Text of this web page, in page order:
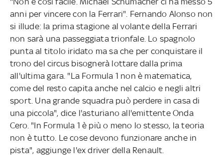
anni per vincere con la Ferrari". Fernando Alonso non
si illude: la prima stagione al volante della Ferrari
non sarà una passeggiata trionfale. Lo spagnolo
punta al titolo iridato ma sa che per conquistare il
trono del circus bisognerà lottare dalla prima
all'ultima gara. "La Formula 1 non è matematica,
come del resto capita anche nel calcio e negli altri
sport. Una grande squadra può perdere in casa di
una piccola", dice l'asturiano all'emittente Onda
Cero. "In Formula 1 è più o meno lo stesso, la teoria
non è tutto. Le cose devono funzionare anche in
pista", aggiunge l'ex driver della Renault.